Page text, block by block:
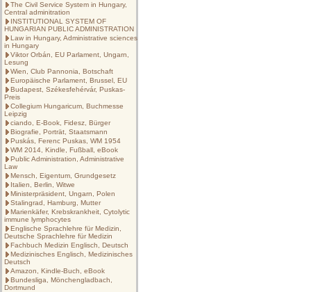
The Civil Service System in Hungary,
Central adminitration
INSTITUTIONAL SYSTEM OF
HUNGARIAN PUBLIC ADMINISTRATION
Law in Hungary, Administrative sciences
in Hungary
Viktor Orbán, EU Parlament, Ungarn,
Lesung
Wien, Club Pannonia, Botschaft
Europäische Parlament, Brussel, EU
Budapest, Székesfehérvár, Puskas-
Preis
Collegium Hungaricum, Buchmesse
Leipzig
ciando, E-Book, Fidesz, Bürger
Biografie, Porträt, Staatsmann
Puskás, Ferenc Puskas, WM 1954
WM 2014, Kindle, Fußball, eBook
Public Administration, Administrative
Law
Mensch, Eigentum, Grundgesetz
Italien, Berlin, Witwe
Ministerpräsident, Ungarn, Polen
Stalingrad, Hamburg, Mutter
Marienkäfer, Krebskrankheit, Cytolytic
immune lymphocytes
Englische Sprachlehre für Medizin,
Deutsche Sprachlehre für Medizin
Fachbuch Medizin Englisch, Deutsch
Medizinisches Englisch, Medizinisches
Deutsch
Amazon, Kindle-Buch, eBook
Bundesliga, Mönchengladbach,
Dortmund